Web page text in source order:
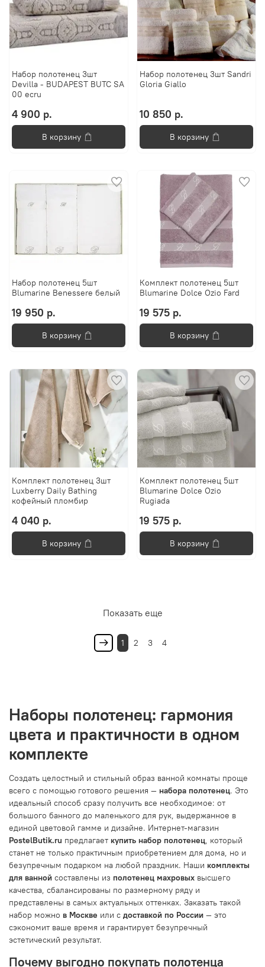
Набор полотенец 3шт
Devilla - BUDAPEST BUTC SA
00 ecru
4 900 р.
В корзину
Набор полотенец 3шт Sandri
Gloria Giallo
10 850 р.
В корзину
Набор полотенец 5шт
Blumarine Benessere белый
19 950 р.
В корзину
Комплект полотенец 5шт
Blumarine Dolce Ozio Fard
19 575 р.
В корзину
Комплект полотенец 3шт
Luxberry Daily Bathing
кофейный пломбир
4 040 р.
В корзину
Комплект полотенец 5шт
Blumarine Dolce Ozio
Rugiada
19 575 р.
В корзину
Показать еще
1 2 3 4
Наборы полотенец: гармония
цвета и практичности в одном
комплекте
Создать целостный и стильный образ ванной комнаты проще
всего с помощью готового решения — набора полотенец. Это
идеальный способ сразу получить все необходимое: от
большого банного до маленького для рук, выдержанное в
единой цветовой гамме и дизайне. Интернет-магазин
PostelButik.ru предлагает купить набор полотенец , который
станет не только практичным приобретением для дома, но и
безупречным подарком на любой праздник. Наши комплекты
для ванной составлены из полотенец махровых высшего
качества, сбалансированы по размерному ряду и
представлены в самых актуальных оттенках. Заказать такой
набор можно в Москве или с доставкой по России — это
сэкономит ваше время и гарантирует безупречный
эстетический результат.
Почему выгодно покупать полотенца